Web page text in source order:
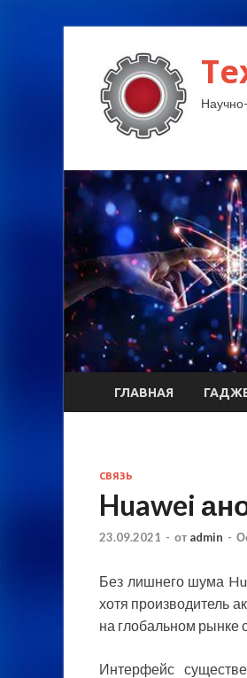
ГЛАВНАЯ
СВЯЗЬ
Huawei
23.09.2021 - от admin -
Без лишнего шума
хотя производитель
на глобальном рынке
Интерфейс